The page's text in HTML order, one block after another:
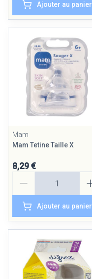
Ajouter au panier
Mam
Mam Tetine Taille X
8,29 €
Ajouter au panier